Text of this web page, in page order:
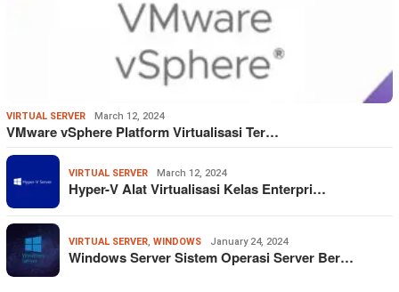
VIRTUAL SERVER March 12, 2024
VMware vSphere Platform Virtualisasi Ter…
VIRTUAL SERVER March 12, 2024
Hyper-V Alat Virtualisasi Kelas Enterpri…
VIRTUAL SERVER, WINDOWS January 24, 2024
Windows Server Sistem Operasi Server Ber…